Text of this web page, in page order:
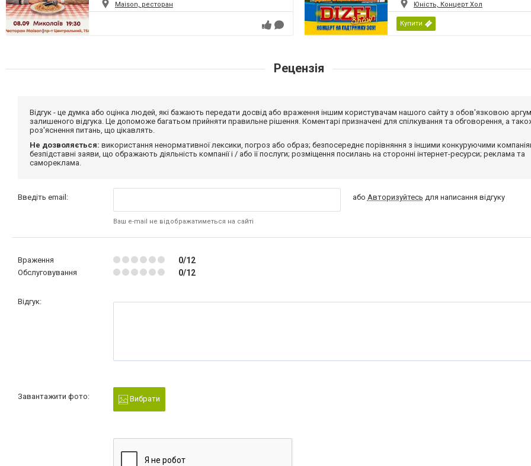
Maison, ресторан
Юність, Концерт Хол
Купити
Рецензія
Відгук - це думка або оцінка людей, які бажають передати досвід або враження іншим користувачам нашого сайту з обов'язковою
залишеного відгука. Це допоможе багатьом прийняти правильне рішення. Коментарі призначені для спілкування та обговорення, а
роз'яснення питань, що цікавлять.
Не дозволяється: використання ненормативної лексики, погроз або образ; безпосереднє порівняння з іншими конкуруючими
безпідставні заяви, що ображають діяльність компанії і / або її послуги; розміщення посилань на сторонні інтернет-ресурси; реклама та
самореклама.
Введіть email:
Ваш e-mail не відображатиметься на сайті
або Авторизуйтесь для написання відгуку
Враження 0/12
Обслуговування 0/12
Відгук:
Завантажити фото: Вибрати